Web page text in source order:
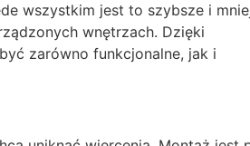
wszystkim jest to szybsze i
wnętrzach. Dzięki
zarówno funkcjonalne, jak i